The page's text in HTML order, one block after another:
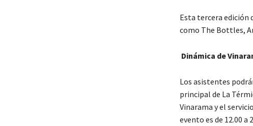
Esta tercera edición
como The Bottles,
Dinámica de
Los asistentes
principal de La
Vinarama y el
evento es de 12.00 a